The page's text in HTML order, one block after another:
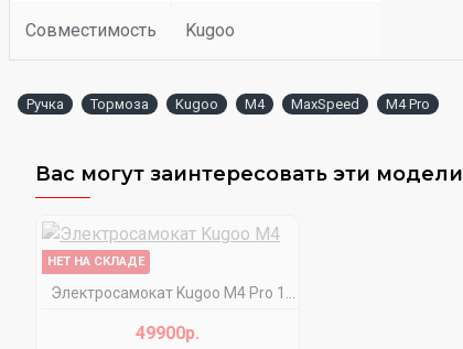
Совместимость Kugoo
Ручка Тормоза Kugoo M4 MaxSpeed M4 Pro
Вас могут заинтересовать эти модели
НЕТ НА СКЛАДЕ
49900р.